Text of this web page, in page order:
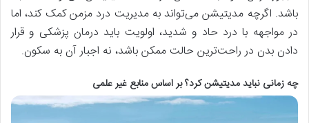
باشد. اگرچه مدیتیشن می‌تواند به مدیریت درد مزمن کمک کند، اما
در مواجهه با درد حاد و شدید، اولویت باید درمان پزشکی و قرار
دادن بدن در راحت‌ترین حالت ممکن باشد، نه اجبار آن به سکون.
چه زمانی نباید مدیتیشن کرد؟ بر اساس منابع غیر علمی